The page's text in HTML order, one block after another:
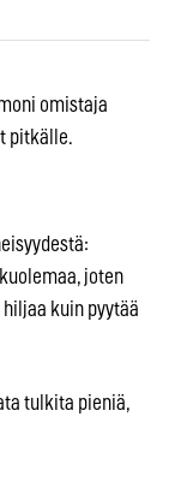
omistaja
pitkälle.
joten
kuin pyytää
tulkita pieniä,